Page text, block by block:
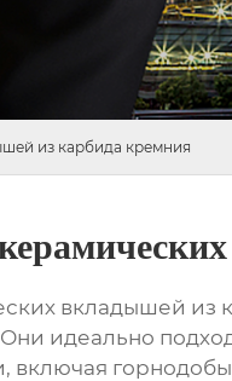
из карбида кремния
вкладышей из
идеально
включая